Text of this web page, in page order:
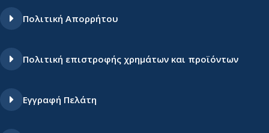
Πολιτική Απορρήτου
Πολιτική επιστροφής χρημάτων και προϊόντων
Εγγραφή Πελάτη